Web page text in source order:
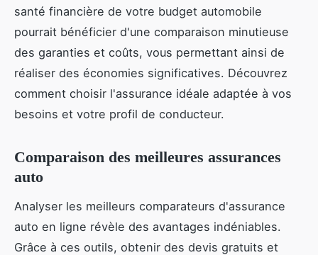
santé financière de votre budget automobile
pourrait bénéficier d'une comparaison minutieuse
des garanties et coûts, vous permettant ainsi de
réaliser des économies significatives. Découvrez
comment choisir l'assurance idéale adaptée à vos
besoins et votre profil de conducteur.
Comparaison des meilleures assurances
auto
Analyser les meilleurs comparateurs d'assurance
auto en ligne révèle des avantages indéniables.
Grâce à ces outils, obtenir des devis gratuits et